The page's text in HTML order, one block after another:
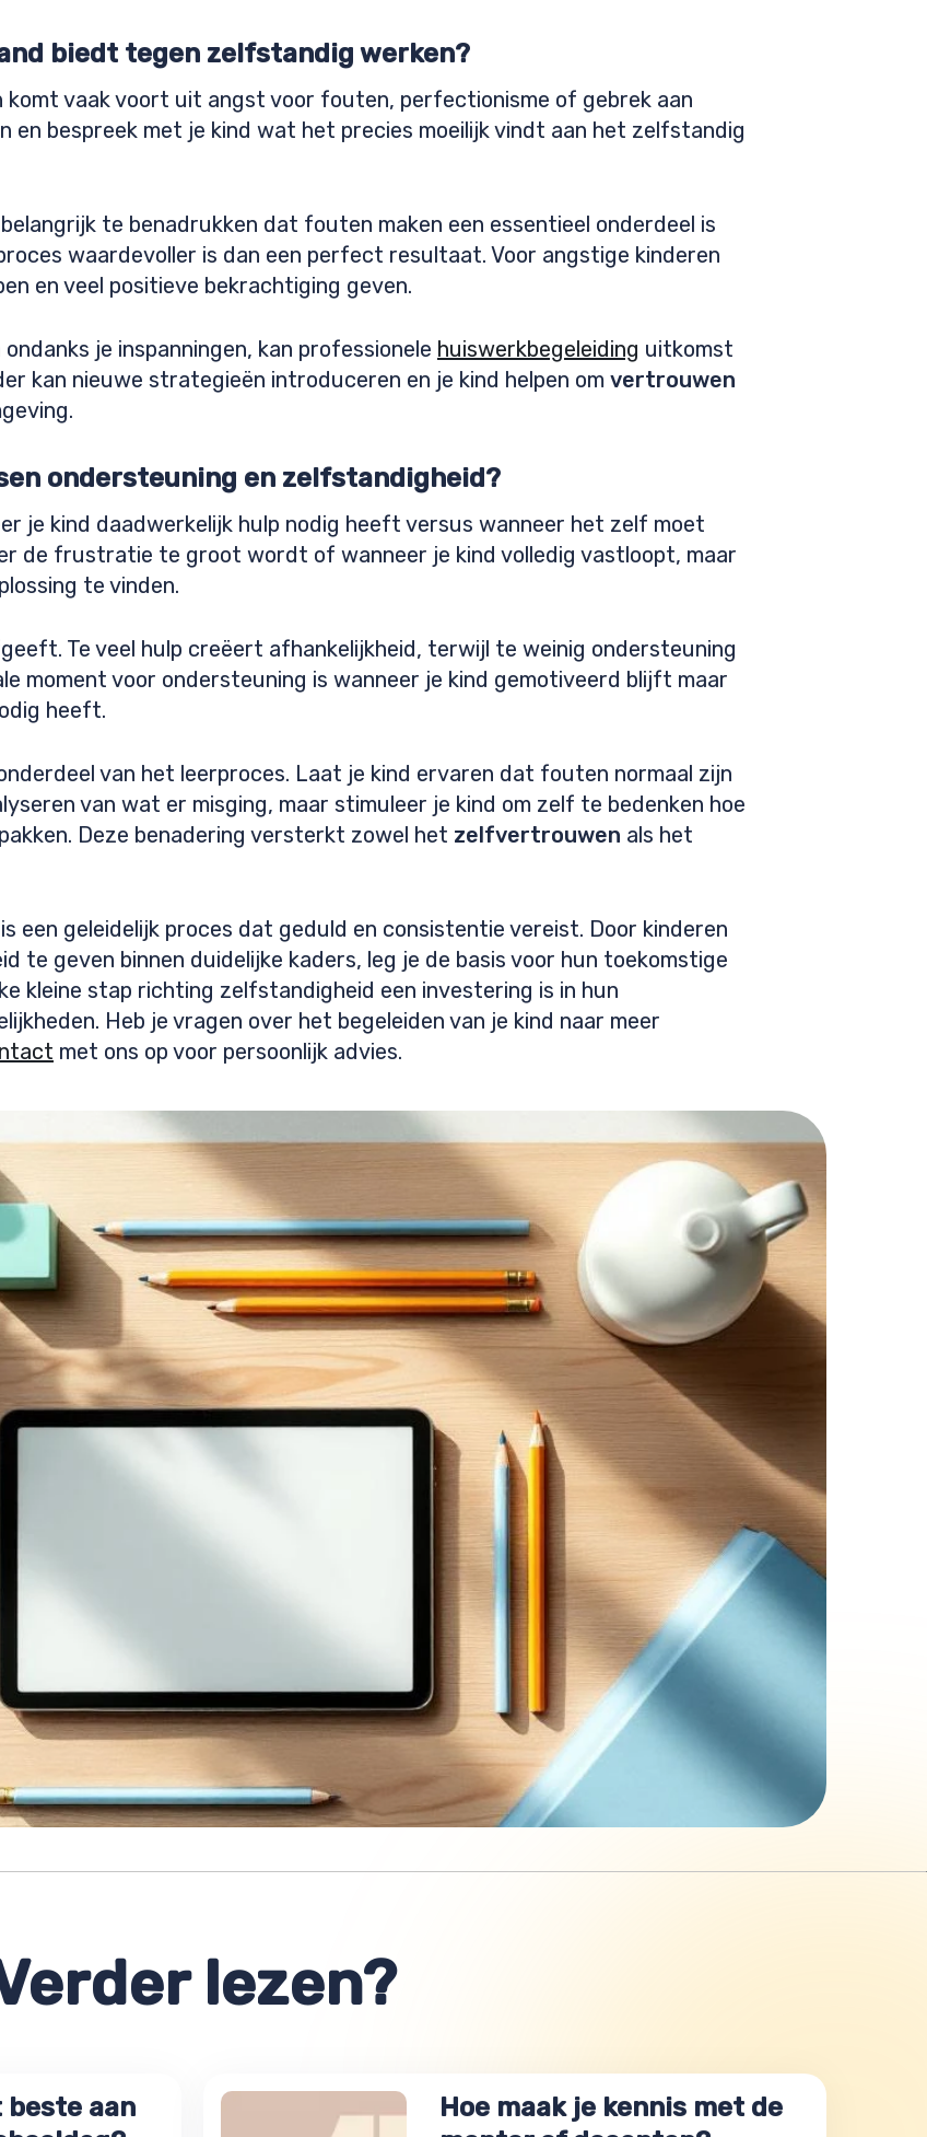
biedt tegen zelfstandig werken?
vaak voort uit angst voor fouten, perfectionisme of gebrek aan
en bespreek met je kind wat het precies moeilijk vindt aan het zelfstandig
te benadrukken dat fouten maken een essentieel onderdeel is
waardevoller is dan een perfect resultaat. Voor angstige kinderen
en veel positieve bekrachtiging geven.
je inspanningen, kan professionele huiswerkbegeleiding uitkomst
kan nieuwe strategieën introduceren en je kind helpen om vertrouwen
ondersteuning en zelfstandigheid?
je kind daadwerkelijk hulp nodig heeft versus wanneer het zelf moet
de frustratie te groot wordt of wanneer je kind volledig vastloopt, maar
te vinden.
Te veel hulp creëert afhankelijkheid, terwijl te weinig ondersteuning
moment voor ondersteuning is wanneer je kind gemotiveerd blijft maar
heeft.
van het leerproces. Laat je kind ervaren dat fouten normaal zijn
van wat er misging, maar stimuleer je kind om zelf te bedenken hoe
Deze benadering versterkt zowel het zelfvertrouwen als het
een geleidelijk proces dat geduld en consistentie vereist. Door kinderen
te geven binnen duidelijke kaders, leg je de basis voor hun toekomstige
kleine stap richting zelfstandigheid een investering is in hun
Heb je vragen over het begeleiden van je kind naar meer
met ons op voor persoonlijk advies.
lezen?
beste aan
Hoe maak je kennis met de